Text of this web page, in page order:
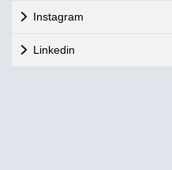
Instagram
Linkedin